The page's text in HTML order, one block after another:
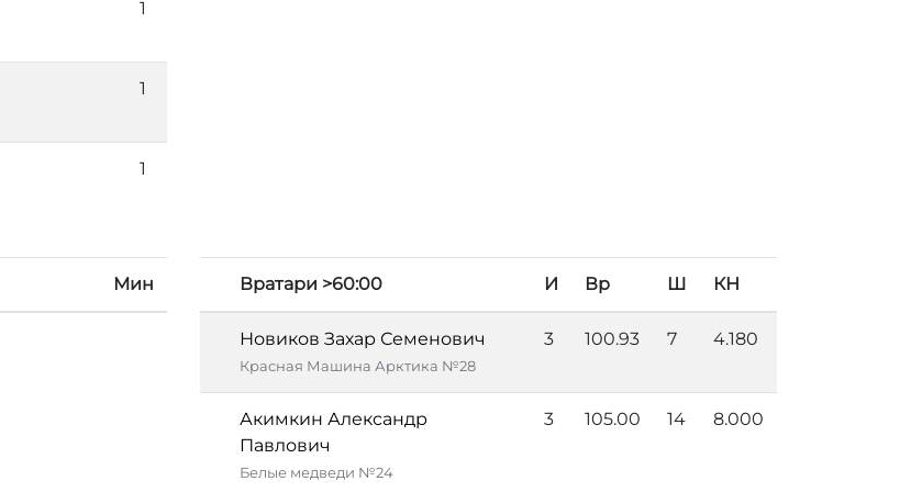
1
1
1
Мин Вратари >60:00 И Вр Ш КН
Новиков Захар Семенович
Красная Машина Арктика №28
3 100.93 7 4.180
Акимкин Александр
Павлович
Белые медведи №24
3 105.00 14 8.000